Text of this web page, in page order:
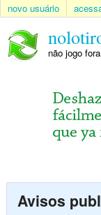
novo usuário
não jogo
Avisos